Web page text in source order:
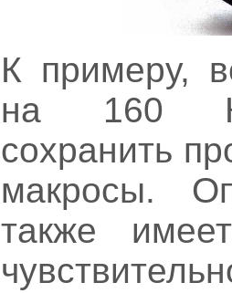
К примеру,
на 160
сохранить
макросы.
также